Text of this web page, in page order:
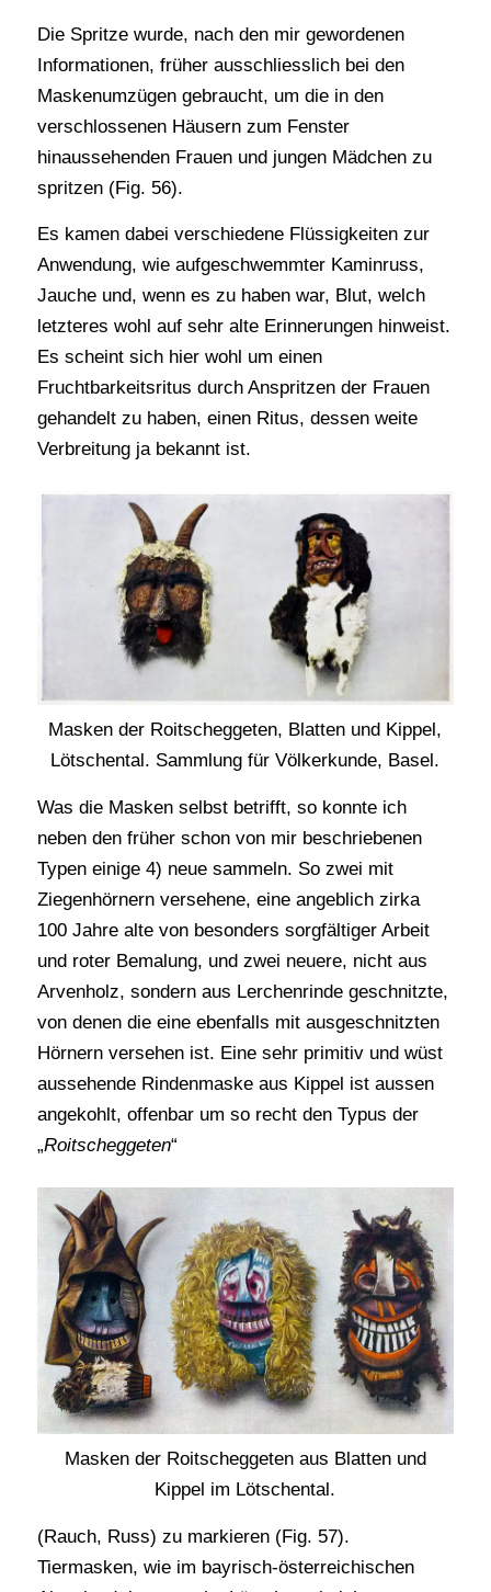
Die Spritze wurde, nach den mir gewordenen
Informationen, früher ausschliesslich bei den
Maskenumzügen gebraucht, um die in den
verschlossenen Häusern zum Fenster
hinaussehenden Frauen und jungen Mädchen zu
spritzen (Fig. 56).
Es kamen dabei verschiedene Flüssigkeiten zur
Anwendung, wie aufgeschwemmter Kaminruss,
Jauche und, wenn es zu haben war, Blut, welch
letzteres wohl auf sehr alte Erinnerungen hinweist.
Es scheint sich hier wohl um einen
Fruchtbarkeitsritus durch Anspritzen der Frauen
gehandelt zu haben, einen Ritus, dessen weite
Verbreitung ja bekannt ist.
Masken der Roitscheggeten, Blatten und Kippel,
Lötschental. Sammlung für Völkerkunde, Basel.
Was die Masken selbst betrifft, so konnte ich
neben den früher schon von mir beschriebenen
Typen einige 4) neue sammeln. So zwei mit
Ziegenhörnern versehene, eine angeblich zirka
100 Jahre alte von besonders sorgfältiger Arbeit
und roter Bemalung, und zwei neuere, nicht aus
Arvenholz, sondern aus Lerchenrinde geschnitzte,
von denen die eine ebenfalls mit ausgeschnitzten
Hörnern versehen ist. Eine sehr primitiv und wüst
aussehende Rindenmaske aus Kippel ist aussen
angekohlt, offenbar um so recht den Typus der
„Roitscheggeten“
Masken der Roitscheggeten aus Blatten und
Kippel im Lötschental.
(Rauch, Russ) zu markieren (Fig. 57).
Tiermasken, wie im bayrisch-österreichischen